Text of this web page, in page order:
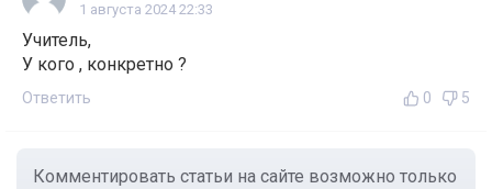
1 августа 2024 22:33
Учитель,
У кого , конкретно ?
Ответить 0 5
Комментировать статьи на сайте возможно только